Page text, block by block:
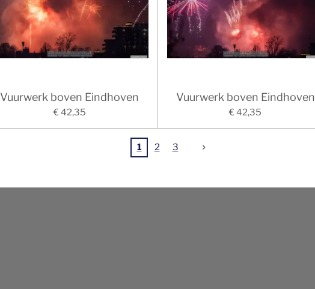
Vuurwerk boven Eindhoven
€ 42,35
Vuurwerk boven Eindhoven
€ 42,35
1 2 3